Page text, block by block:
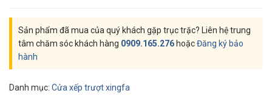
Sản phẩm đã mua của quý khách gặp trục trặc? Liên hệ trung
tâm chăm sóc khách hàng 0909.165.276 hoặcĐăng ký bảo
hành
Danh mục: Cửa xếp trượt xingfa